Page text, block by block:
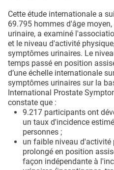
Cette étude internationale a
69.795 hommes d'âge
urinaire, a examiné
et le niveau d'activité
symptômes urinaires. Le
temps passé en position
d’une échelle internationale
symptômes urinaires sur la
International Prostate
constate que :
9.217 participants ont
un taux d'incidence
personnes ;
un faible niveau d'activité
prolongé en position
façon indépendante à